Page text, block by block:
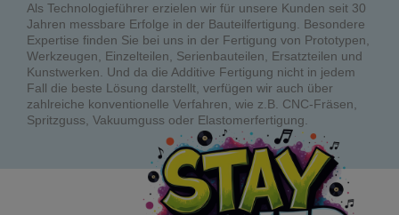
Als Technologieführer erzielen wir für unsere Kunden seit 30
Jahren messbare Erfolge in der Bauteilfertigung. Besondere
Expertise finden Sie bei uns in der Fertigung von Prototypen,
Werkzeugen, Einzelteilen, Serienbauteilen, Ersatzteilen und
Kunstwerken. Und da die Additive Fertigung nicht in jedem
Fall die beste Lösung darstellt, verfügen wir auch über
zahlreiche konventionelle Verfahren, wie z.B. CNC-Fräsen,
Spritzguss, Vakuumguss oder Elastomerfertigung.